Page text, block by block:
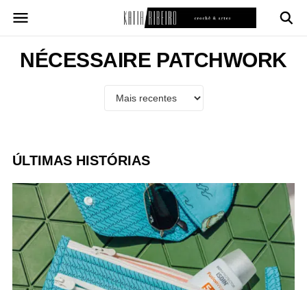
para
conteúdoNÉCESSAIRE PATCHWORK
ÚLTIMAS HISTÓRIAS